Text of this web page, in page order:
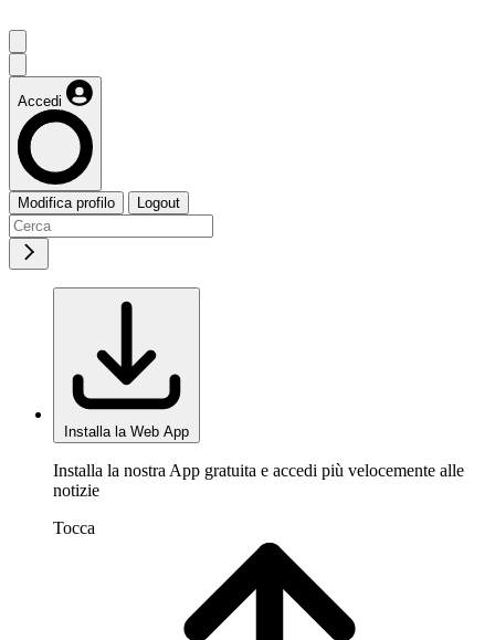
Accedi
Modifica profilo Logout
Installa la Web App
Installa la nostra App gratuita e accedi più velocemente alle
notizie
Tocca